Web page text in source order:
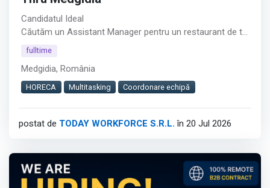
Candidatul Ideal
Căutăm un Assistant Manager pentru un restaurant de tip
Drive Thru din Medgidia.︇︃︅︎︃︊︉︎​️︀︆︋​︁︁️︀​︋️︎︌​️︊︊︆︅︃︋︋︊︃︌︍
Rolul este potrivit pentru persoane cu experiență în
coordonarea echipelor, care își doresc responsabilități
Cerințe
fulltime
Medgidia, România
HORECA Multitasking Coordonare echipă
postat de TODAY WORKFORCE S.R.L. în 20 Jul 2026